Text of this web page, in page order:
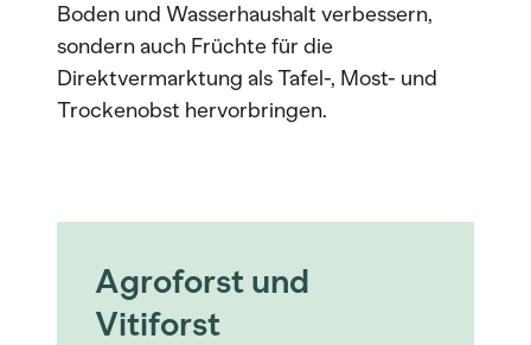
Boden und Wasserhaushalt verbessern,
sondern auch Früchte für die
Direktvermarktung als Tafel-, Most- und
Trockenobst hervorbringen.
Agroforst und
Vitiforst